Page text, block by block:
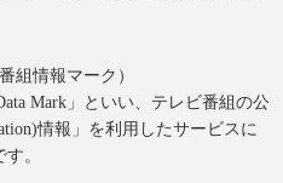
組情報マーク）
Mark」といい、テレビ番組の公
情報」を利用したサービスに
。